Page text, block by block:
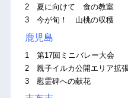
2 夏に向けて 食の教室
3 今が旬！ 山桃の収穫
鹿児島
1 第17回ミニバレー大会
2 親子イルカ公開エリア拡
3 慰霊碑への献花